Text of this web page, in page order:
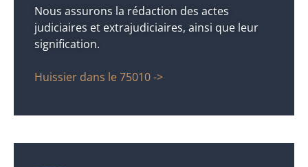
Nous assurons la rédaction des actes
judiciaires et extrajudiciaires, ainsi que leur
signification.
Huissier dans le 75010 ->